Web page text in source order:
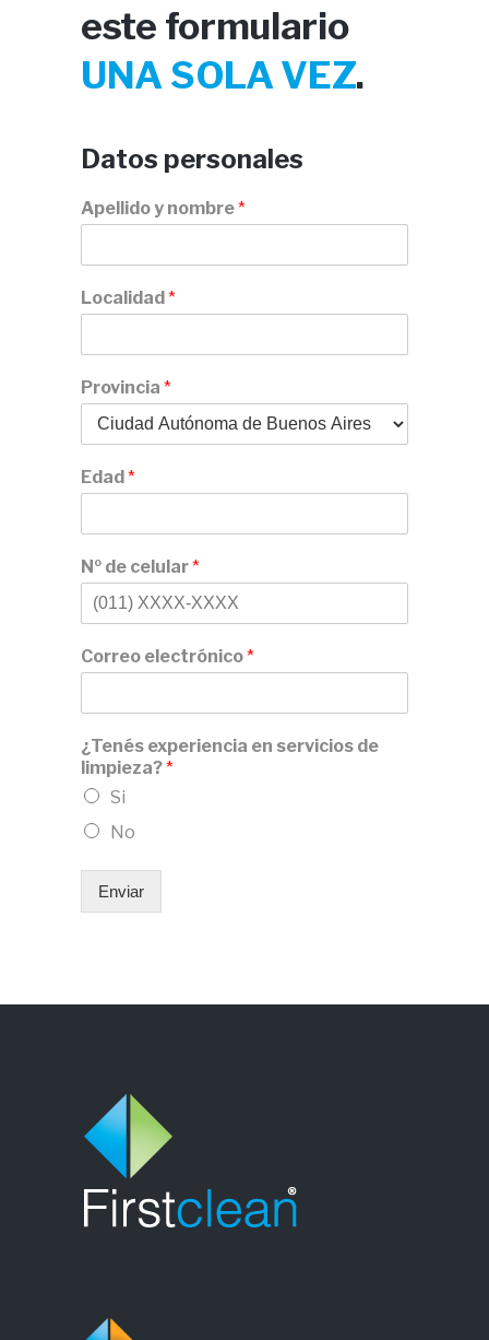
este formulario
UNA SOLA VEZ.
Datos personales
Apellido y nombre*
Localidad*
Provincia *
Edad*
Nº de celular*
Correo electrónico*
¿Tenés experiencia en servicios de
limpieza?*
Si
No
Enviar